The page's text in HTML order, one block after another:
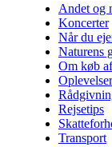
Andet og
Koncerter
Når du
Naturens
Om køb
Rejsetips
Transport